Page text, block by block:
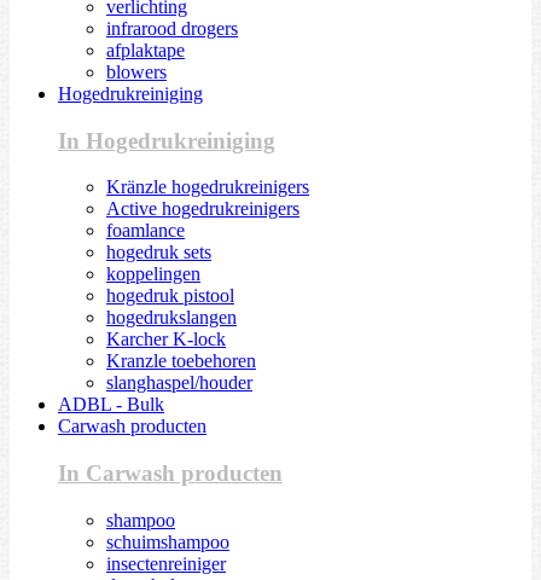
verlichting
infrarood drogers
afplaktape
blowers
Hogedrukreiniging
In Hogedrukreiniging
Kränzle hogedrukreinigers
Active hogedrukreinigers
foamlance
hogedruk sets
koppelingen
hogedruk pistool
hogedrukslangen
Karcher K-lock
Kranzle toebehoren
slanghaspel/houder
ADBL - Bulk
Carwash producten
In Carwash producten
shampoo
schuimshampoo
insectenreiniger